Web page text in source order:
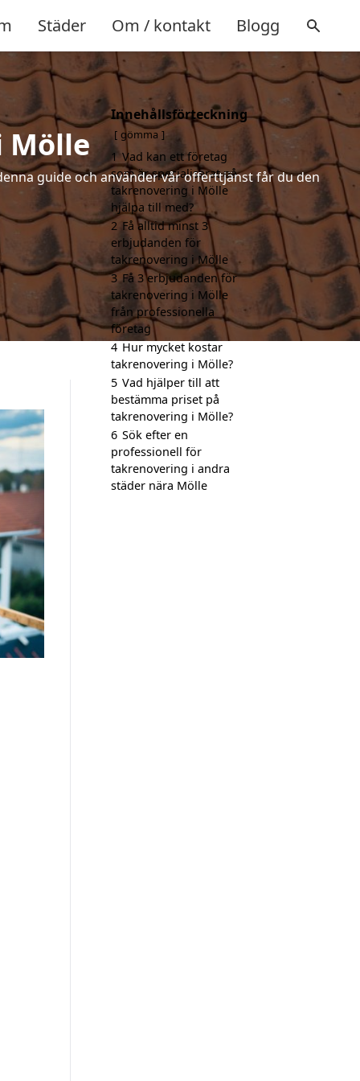
Städer Om / kontakt Blogg
Mölle
guide och använder vår offerttjänst får du den
Innehållsförteckning
gömma
1 Vad kan ett företag
som är specialiserat på
takrenovering i Mölle
hjälpa till med?
2 Få alltid minst 3
erbjudanden för
takrenovering i Mölle
3 Få 3 erbjudanden för
takrenovering i Mölle
från professionella
företag
4 Hur mycket kostar
takrenovering i Mölle?
5 Vad hjälper till att
bestämma priset på
takrenovering i Mölle?
6 Sök efter en
professionell för
takrenovering i andra
städer nära Mölle